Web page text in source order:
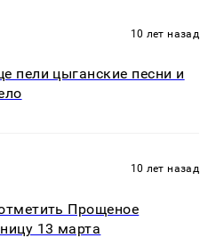
10 лет назад
пели цыганские песни и
10 лет назад
Прощеное
13 марта